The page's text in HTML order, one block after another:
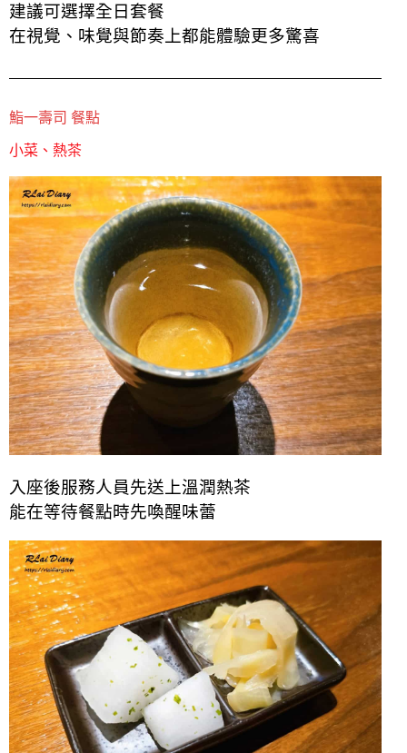
建議可選擇全日套餐
在視覺、味覺與節奏上都能體驗更多驚喜
鮨一壽司 餐點
小菜、熱茶
入座後服務人員先送上溫潤熱茶
能在等待餐點時先喚醒味蕾